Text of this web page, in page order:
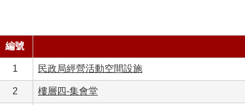
編號
1 民政局經營活動空間設施
2 樓層四-集會堂